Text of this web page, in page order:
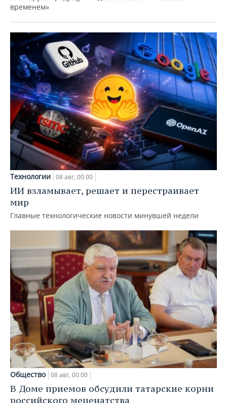
временем»
Технологии 08 авг, 00:00
ИИ взламывает, решает и перестраивает
мир
Главные технологические новости минувшей недели
Общество 08 авг, 00:00
В Доме приемов обсудили татарские корни
российского меценатства